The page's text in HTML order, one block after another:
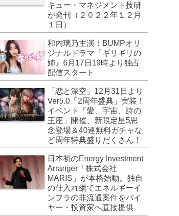
キュー・マネジメント技研
が発刊（２０２２年１２月
１日）
和内璃乃主演！BUMPオリ
ジナルドラマ『ギリギリの
姉』6月17日19時より独占
配信スタート
「恋と深空」12月31日より
Ver5.0「2周年盛典」実装！
イベント「愛、宇宙、詩の
王座」開催、新限定星5思
念登場＆40連無料ガチャな
ど周年特典盛りだくさん！
日本初のEnergy Investment
Arranger「株式会社
MARIS」が本格始動。独自
の仕入れ網でエネルギーイ
ンフラの非流通案件をバイ
ヤー・投資家へ直接提供